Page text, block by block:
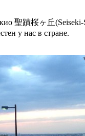
聖蹟桜ヶ丘
у нас в стране.